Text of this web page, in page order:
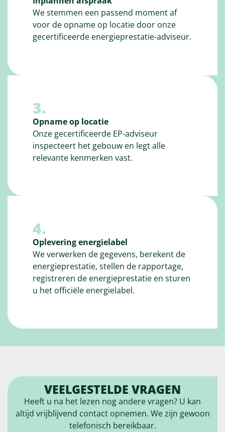
We stemmen een passend moment af
voor de opname op locatie door onze
gecertificeerde energieprestatie-adviseur.
3.
Opname op locatie
Onze gecertificeerde EP-adviseur
inspecteert het gebouw en legt alle
relevante kenmerken vast.
4.
Oplevering energielabel
We verwerken de gegevens, berekent de
energieprestatie, stellen de rapportage,
registreren de energieprestatie en sturen
u het officiële energielabel.
VEELGESTELDE VRAGEN
Heeft u na het lezen nog andere vragen? U kan
altijd vrijblijvend contact opnemen. We zijn gewoon
telefonisch bereikbaar.